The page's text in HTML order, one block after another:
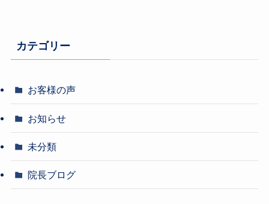
カテゴリー
お客様の声
お知らせ
未分類
院長ブログ